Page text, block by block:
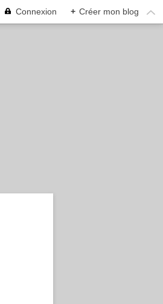
Connexion + Créer mon blog